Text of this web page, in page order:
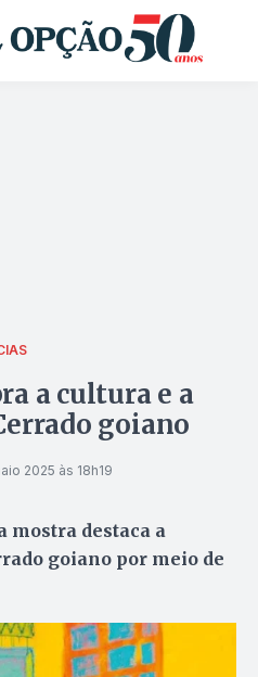
a cultura e a
goiano
2025 às 18h19
mostra destaca a
goiano por meio de